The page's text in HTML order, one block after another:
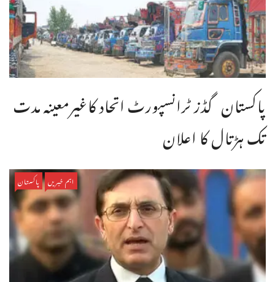
پاکستان گڈز ٹرانسپورٹ اتحاد کاغیرمعینہ مدت
تک ہڑتال کا اعلان
اہم خبریں پاکستان